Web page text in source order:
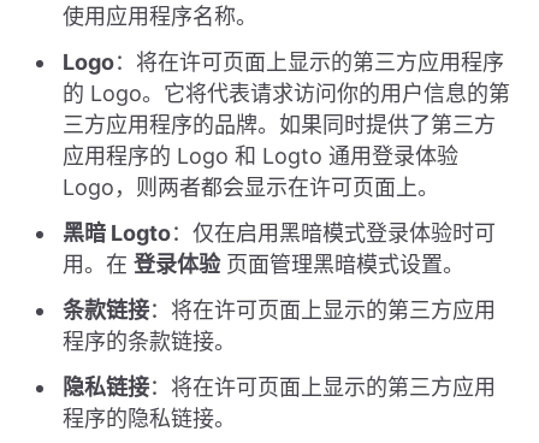
使用应用程序名称。
Logo：将在许可页面上显示的第三方应用程序
的 Logo。它将代表请求访问你的用户信息的第
三方应用程序的品牌。如果同时提供了第三方
应用程序的 Logo 和 Logto 通用登录体验
Logo，则两者都会显示在许可页面上。
黑暗 Logto：仅在启用黑暗模式登录体验时可
用。在 登录体验页面管理黑暗模式设置。
条款链接：将在许可页面上显示的第三方应用
程序的条款链接。
隐私链接：将在许可页面上显示的第三方应用
程序的隐私链接。